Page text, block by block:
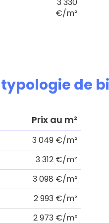
€/m²
typologie de
Prix au m²
3 049 €/m²
3 312 €/m²
3 098 €/m²
2 993 €/m²
2 973 €/m²